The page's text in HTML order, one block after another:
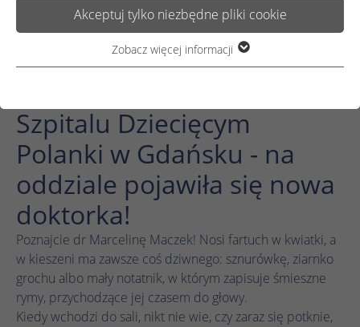
Poznajcie dr Marcelinę
Maczek!
Szpitalu Dziecięcym
Polanki w Gdańsku - na
oddziale pojawiła się nowa
doktorka!
Poznajcie dr Marcelinę Maczek! Nosi fartuch w kwiatki, a
w kieszeni ma zawsze coś dziwnego: sznurówkę, ziarnko
grochu albo mały notatnik, w którym zapisuje śmieszne
rymy, przychodzące jej czasem do głowy.
Kiedy wchodzi do sali, nikt nie wie, czy zaraz się potknie,
Akceptuj tylko niezbędne pliki cookie
działa prawidłowo.
Nazwa cookie_optin
Dostawca TYPO3
Czas
trwania
1 rok
Zamiar
Ten plik cookie służy do zapisywania
ustawień plików cookie dla tej witryny
internetowej.
Wyświetl informacje o plikach cookie
Analityka
Nazwa _ga
Dostawca Google Analytics
Czas
trwania
1 rok 1 miesiąc 4 dni
Wyświetl informacje o plikach cookie
Marketing
Nazwa _fbp
Wyświetl informacje o plikach cookie
Zobacz więcej informacji